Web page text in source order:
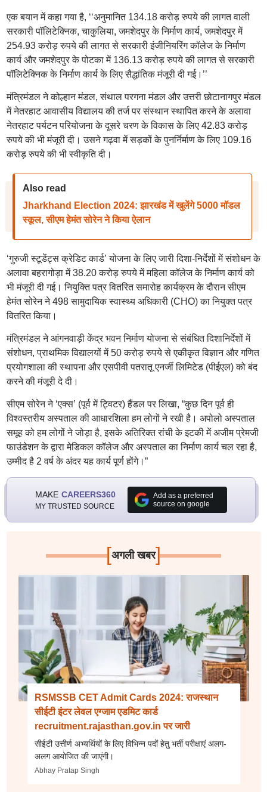
एक बयान में कहा गया है, ‘‘अनुमानित 134.18 करोड़ रुपये की लागत वाली
सरकारी पॉलिटेक्निक, चाकुलिया, जमशेदपुर के निर्माण कार्य, जमशेदपुर में
254.93 करोड़ रुपये की लागत से सरकारी इंजीनियरिंग कॉलेज के निर्माण
कार्य और जमशेदपुर के पोटका में 136.13 करोड़ रुपये की लागत से सरकारी
पॉलिटेक्निक के निर्माण कार्य के लिए सैद्धांतिक मंजूरी दी गई।’’
मंत्रिमंडल ने कोल्हान मंडल, संथाल परगना मंडल और उत्तरी छोटानागपुर मंडल
में नेतरहाट आवासीय विद्यालय की तर्ज पर संस्थान स्थापित करने के अलावा
नेतरहाट पर्यटन परियोजना के दूसरे चरण के विकास के लिए 42.83 करोड़
रुपये की भी मंजूरी दी। उसने गढ़वा में सड़कों के पुनर्निर्माण के लिए 109.16
करोड़ रुपये की भी स्वीकृति दी।
Also read
Jharkhand Election 2024: झारखंड में खुलेंगे 5000 मॉडल
स्कूल, सीएम हेमंत सोरेन ने किया ऐलान
‘गुरुजी स्टूडेंट्स क्रेडिट कार्ड’ योजना के लिए जारी दिशा-निर्देशों में संशोधन के
अलावा बहरागोड़ा में 38.20 करोड़ रुपये में महिला कॉलेज के निर्माण कार्य को
भी मंजूरी दी गई। नियुक्ति पत्र वितरित समारोह कार्यक्रम के दौरान सीएम
हेमंत सोरेन ने 498 सामुदायिक स्वास्थ्य अधिकारी (CHO) का नियुक्त पत्र
वितरित किया।
मंत्रिमंडल ने आंगनवाड़ी केंद्र भवन निर्माण योजना से संबंधित दिशानिर्देशों में
संशोधन, प्राथमिक विद्यालयों में 50 करोड़ रुपये से एकीकृत विज्ञान और गणित
प्रयोगशाला की स्थापना और एसपीवी पतरातू एनर्जी लिमिटेड (पीईएल) को बंद
करने की मंजूरी दे दी।
सीएम सोरेन ने ‘एक्स’ (पूर्व में ट्विटर) हैंडल पर लिखा, “कुछ दिन पूर्व ही
विश्वस्तरीय अस्पताल की आधारशिला हम लोगों ने रखी है। अपोलो अस्पताल
समूह को हम लोगों ने जोड़ा है, इसके अतिरिक्त रांची के इटकी में अजीम प्रेमजी
फाउंडेशन के द्वारा मेडिकल कॉलेज और अस्पताल का निर्माण कार्य चल रहा है,
उम्मीद है 2 वर्ष के अंदर यह कार्य पूर्ण होंगे।”
MAKE CAREERS360
MY TRUSTED SOURCE
Add as a preferred
source on google
[अगली खबर]
RSMSSB CET Admit Cards 2024: राजस्थान
सीईटी इंटर लेवल एग्जाम एडमिट कार्ड
recruitment.rajasthan.gov.in पर जारी
सीईटी उत्तीर्ण अभ्यर्थियों के लिए विभिन्न पदों हेतु भर्ती परीक्षाएं अलग-
अलग आयोजित की जाएंगी।
Abhay Pratap Singh